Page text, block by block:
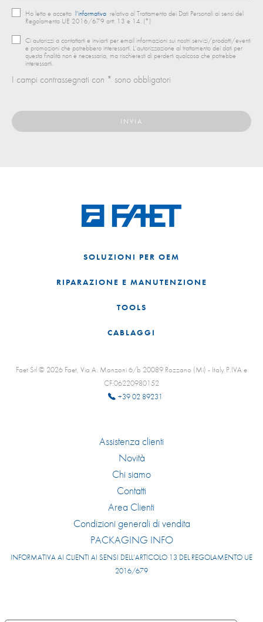
Ho letto e accetto l’informativa relativa al Trattamento dei Dati Personali ai sensi del
Regolamento UE 2016/679 artt. 13 e 14. (*)
Ci autorizzi a contattarti e inviarti per email informazioni sui nostri servizi/prodotti/eventi
e promozioni che potrebbero interessarti. L’autorizzazione al trattamento dei dati per
questa finalità non è necessaria, ma rischieresti di perderti qualcosa che potrebbe
interessarti.
I campi contrassegnati con * sono obbligatori
SOLUZIONI PER OEM
RIPARAZIONE E MANUTENZIONE
TOOLS
CABLAGGI
Faet Srl © 2026 Faet, Via A. Manzoni 6/b 20089 Rozzano (Mi) - Italy P.IVA e
CF:06220980152
+39 02 89231
Assistenza clienti
Novità
Chi siamo
Contatti
Area Clienti
Condizioni generali di vendita
PACKAGING INFO
INFORMATIVA AI CLIENTI AI SENSI DELL’ARTICOLO 13 DEL REGOLAMENTO UE
2016/679